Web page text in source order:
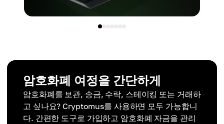
암호화폐 여정을 간단하게
암호화폐를 보관, 송금, 수락, 스테이킹 또는 거래하
고 싶나요? Cryptomus를 사용하면 모두 가능합니
다. 간편한 도구로 가입하고 암호화폐 자금을 관리